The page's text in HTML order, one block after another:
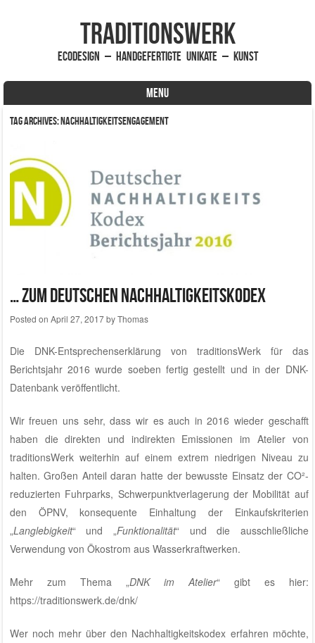
traditionsWerk
EcoDesign – handgefertigte Unikate – Kunst
MENU
Skip to content
Tag Archives:Nachhaltigkeitsengagement
… zum Deutschen Nachhaltigkeitskodex
Posted on April 27, 2017byThomas
Die DNK-Entsprechenserklärung von traditionsWerk für das
Berichtsjahr 2016 wurde soeben fertig gestellt und in der DNK-
Datenbankveröffentlicht.
Wir freuen uns sehr, dass wir es auch in 2016 wieder geschafft
haben die direkten und indirekten Emissionen im Atelier von
traditionsWerkweiterhin auf einem extrem niedrigen Niveau zu
halten. Großen Anteil daran hatte der bewusste Einsatz der CO²-
reduzierten Fuhrparks, Schwerpunktverlagerung der Mobilität auf
den ÖPNV, konsequente Einhaltung der Einkaufskriterien
„Langlebigkeit“ und „Funktionalität“ und die ausschließliche
Verwendung von Ökostrom aus Wasserkraftwerken.
Mehr zum Thema „DNK im Atelier“ gibt es hier:
https://traditionswerk.de/dnk/
Wer noch mehr über den Nachhaltigkeitskodex erfahren möchte,